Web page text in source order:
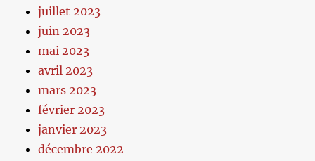
juillet 2023
juin 2023
mai 2023
avril 2023
mars 2023
février 2023
janvier 2023
décembre 2022